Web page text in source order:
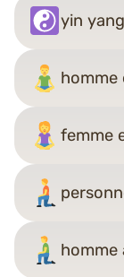
yin yang
homme
femme
homme